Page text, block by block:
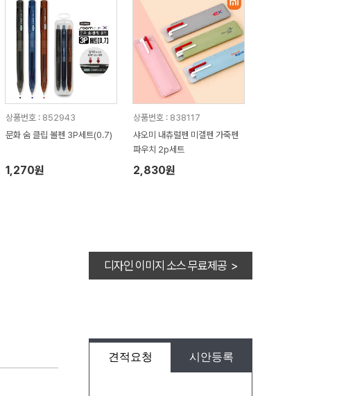
상품번호 : 852943
문화 숨 클립 볼펜 3P세트(0.7)
1,270원
상품번호 : 838117
샤오미 내츄럴펜 미겔펜 가죽펜
파우치 2p세트
2,830원
디자인 이미지 소스 무료제공 >
견적요청 시안등록